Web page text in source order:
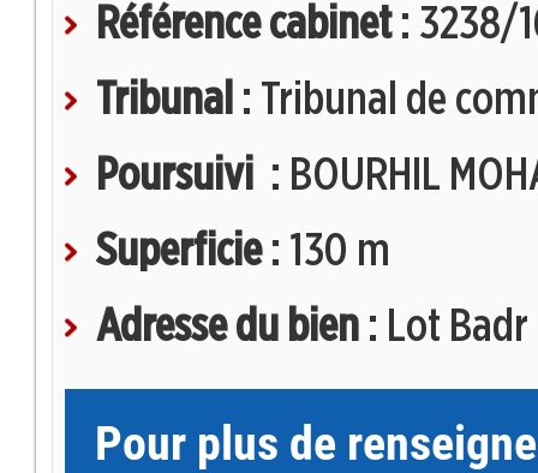
Référence cabinet: 3238/
Tribunal : Tribunal de
Poursuivi : BOURHIL
Superficie: 130 m
Adresse du bien : Lot
Pour plus de